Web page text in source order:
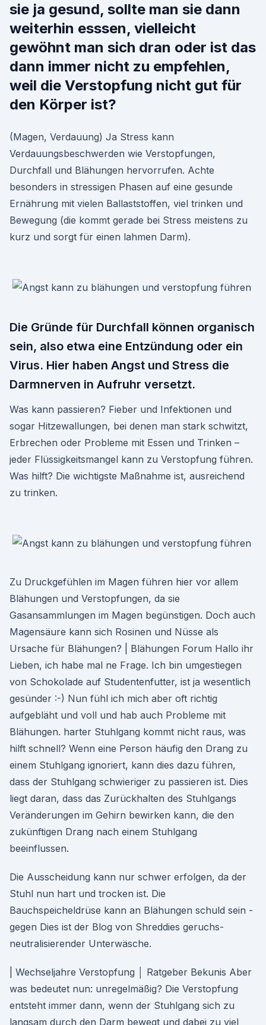
sie ja gesund, sollte man sie dann
weiterhin esssen, vielleicht
gewöhnt man sich dran oder ist das
dann immer nicht zu empfehlen,
weil die Verstopfung nicht gut für
den Körper ist?
(Magen, Verdauung) Ja Stress kann
Verdauungsbeschwerden wie Verstopfungen,
Durchfall und Blähungen hervorrufen. Achte
besonders in stressigen Phasen auf eine gesunde
Ernährung mit vielen Ballaststoffen, viel trinken und
Bewegung (die kommt gerade bei Stress meistens zu
kurz und sorgt für einen lahmen Darm).
Die Gründe für Durchfall können organisch
sein, also etwa eine Entzündung oder ein
Virus. Hier haben Angst und Stress die
Darmnerven in Aufruhr versetzt.
Was kann passieren? Fieber und Infektionen und
sogar Hitzewallungen, bei denen man stark schwitzt,
Erbrechen oder Probleme mit Essen und Trinken –
jeder Flüssigkeitsmangel kann zu Verstopfung führen.
Was hilft? Die wichtigste Maßnahme ist, ausreichend
zu trinken.
Zu Druckgefühlen im Magen führen hier vor allem
Blähungen und Verstopfungen, da sie
Gasansammlungen im Magen begünstigen. Doch auch
Magensäure kann sich Rosinen und Nüsse als
Ursache für Blähungen? | Blähungen Forum Hallo ihr
Lieben, ich habe mal ne Frage. Ich bin umgestiegen
von Schokolade auf Studentenfutter, ist ja wesentlich
gesünder :-) Nun fühl ich mich aber oft richtig
aufgebläht und voll und hab auch Probleme mit
Blähungen. harter Stuhlgang kommt nicht raus, was
hilft schnell? Wenn eine Person häufig den Drang zu
einem Stuhlgang ignoriert, kann dies dazu führen,
dass der Stuhlgang schwieriger zu passieren ist. Dies
liegt daran, dass das Zurückhalten des Stuhlgangs
Veränderungen im Gehirn bewirken kann, die den
zukünftigen Drang nach einem Stuhlgang
beeinflussen.
Die Ausscheidung kann nur schwer erfolgen, da der
Stuhl nun hart und trocken ist. Die
Bauchspeicheldrüse kann an Blähungen schuld sein -
gegen Dies ist der Blog von Shreddies geruchs-
neutralisierender Unterwäsche.
| Wechseljahre Verstopfung │ Ratgeber Bekunis Aber
was bedeutet nun: unregelmäßig? Die Verstopfung
entsteht immer dann, wenn der Stuhlgang sich zu
langsam durch den Darm bewegt und dabei zu viel